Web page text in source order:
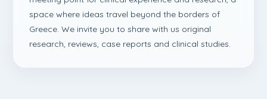
space where ideas travel beyond the borders of
Greece. We invite you to share with us original
research, reviews, case reports and clinical studies.